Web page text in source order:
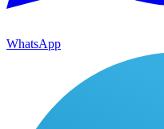
WhatsApp